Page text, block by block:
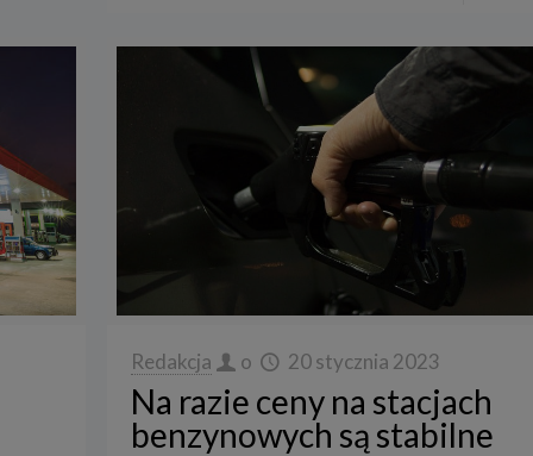
Redakcja o 20 stycznia 2023
Na razie ceny na stacjach
benzynowych są stabilne